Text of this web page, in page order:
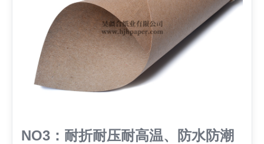
NO3：耐折耐压耐高温、防水防潮